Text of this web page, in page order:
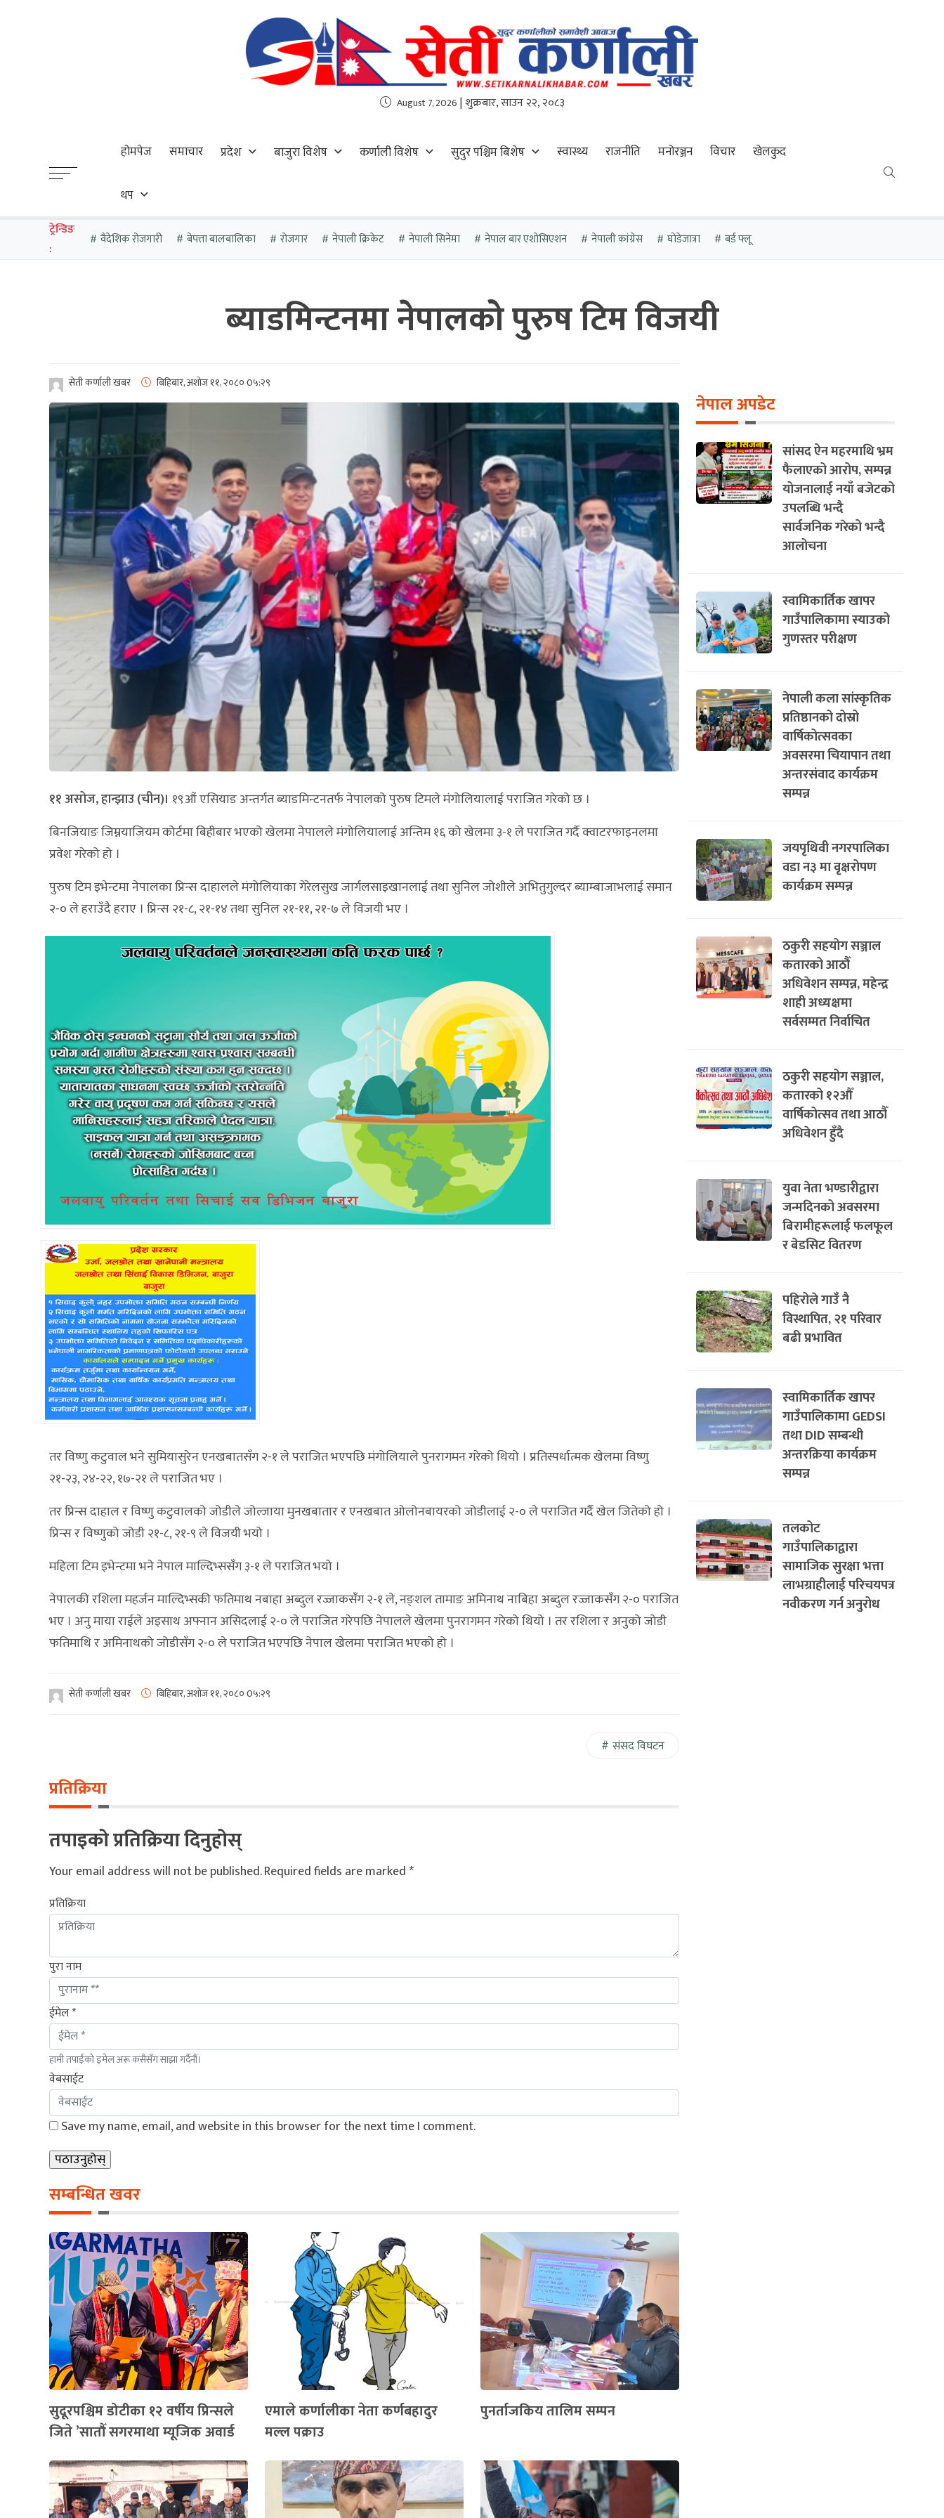
August 7, 2026 | शुक्रबार, साउन २२, २०८३
होमपेज समाचार प्रदेश बाजुरा विशेष कर्णाली विशेष सुदुर पश्चिम बिशेष स्वास्थ्य राजनीति मनोरञ्जन विचार खेलकुद
थप
ट्रेन्डिङ
:
वैदेशिक रोजगारी बेपत्ता बालबालिका रोजगार नेपाली क्रिकेट नेपाली सिनेमा नेपाल बार एशोसिएशन नेपाली कांग्रेस घोडेजात्रा बर्ड फ्लू
ब्याडमिन्टनमा नेपालको पुरुष टिम विजयी
सेती कर्णाली खबर बिहिबार, अशोज ११, २०८०0५:२९
११ असोज, हान्झाउ (चीन)। १९औं एसियाड अन्तर्गत ब्याडमिन्टनतर्फ नेपालको पुरुष टिमले मंगोलियालाई पराजित गरेको छ ।
बिनजियाङ जिम्नयाजियम कोर्टमा बिहीबार भएको खेलमा नेपालले मंगोलियालाई अन्तिम १६ को खेलमा ३-१ ले पराजित गर्दै क्वाटरफाइनलमा
प्रवेश गरेको हो ।
पुरुष टिम इभेन्टमा नेपालका प्रिन्स दाहालले मंगोलियाका गेरेलसुख जार्गलसाइखानलाई तथा सुनिल जोशीले अभितुगुल्दर ब्याम्बाजाभलाई समान
२-० ले हराउँदै हराए । प्रिन्स २१-८, २१-१४ तथा सुनिल २१-११, २१-७ ले विजयी भए ।
तर विष्णु कटुवाल भने सुमियासुरेन एनखबातसँग २-१ ले पराजित भएपछि मंगोलियाले पुनरागमन गरेको थियो । प्रतिस्पर्धात्मक खेलमा विष्णु
२१-२३, २४-२२, १७-२१ ले पराजित भए ।
तर प्रिन्स दाहाल र विष्णु कटुवालको जोडीले जोल्जाया मुनखबातार र एनखबात ओलोनबायरको जोडीलाई २-० ले पराजित गर्दै खेल जितेको हो ।
प्रिन्स र विष्णुको जोडी २१-८, २१-९ ले विजयी भयो ।
महिला टिम इभेन्टमा भने नेपाल माल्दिभ्ससँग ३-१ ले पराजित भयो ।
नेपालकी रशिला महर्जन माल्दिभ्सकी फतिमाथ नबाहा अब्दुल रज्जाकसँग २-१ ले, नङ्शल तामाङ अमिनाथ नाबिहा अब्दुल रज्जाकसँग २-० पराजित
भए । अनु माया राईले अइसाथ अफ्नान असिदलाई २-० ले पराजित गरेपछि नेपालले खेलमा पुनरागमन गरेको थियो । तर रशिला र अनुको जोडी
फतिमाथि र अमिनाथको जोडीसँग २-० ले पराजित भएपछि नेपाल खेलमा पराजित भएको हो ।
सेती कर्णाली खबर बिहिबार, अशोज ११, २०८०0५:२९
संसद विघटन
प्रतिक्रिया
तपाइको प्रतिक्रिया दिनुहोस्
Your email address will not be published.Required fields are marked*
प्रतिक्रिया
पुरा नाम
ईमेल *
हामी तपाईंको इमेल अरू कसैसँग साझा गर्दैनौं।
वेबसाईट
Save my name, email, and website in this browser for the next time I comment.
सम्बन्धित खवर
सुदूरपश्चिम डोटीका १२ वर्षीय प्रिन्सले
जिते ’सातौँ सगरमाथा म्यूजिक अवार्ड
एमाले कर्णालीका नेता कर्णबहादुर
मल्ल पक्राउ
पुनर्ताजकिय तालिम सम्पन
नेपाल अपडेट
सांसद ऐन महरमाथि भ्रम
फैलाएको आरोप, सम्पन्न
योजनालाई नयाँ बजेटको
उपलब्धि भन्दै
सार्वजनिक गरेको भन्दै
आलोचना
स्वामिकार्तिक खापर
गाउँपालिकामा स्याउको
गुणस्तर परीक्षण
नेपाली कला सांस्कृतिक
प्रतिष्ठानको दोस्रो
वार्षिकोत्सवका
अवसरमा चियापान तथा
अन्तरसंवाद कार्यक्रम
सम्पन्न
जयपृथिवी नगरपालिका
वडा न३ मा वृक्षरोपण
कार्यक्रम सम्पन्न
ठकुरी सहयोग सञ्जाल
कतारको आठौँ
अधिवेशन सम्पन्न, महेन्द्र
शाही अध्यक्षमा
सर्वसम्मत निर्वाचित
ठकुरी सहयोग सञ्जाल,
कतारको १२औँ
वार्षिकोत्सव तथा आठौँ
अधिवेशन हुँदै
युवा नेता भण्डारीद्वारा
जन्मदिनको अवसरमा
बिरामीहरूलाई फलफूल
र बेडसिट वितरण
पहिरोले गाउँ नै
विस्थापित, २१ परिवार
बढी प्रभावित
स्वामिकार्तिक खापर
गाउँपालिकामा GEDSI
तथा DID सम्बन्धी
अन्तरक्रिया कार्यक्रम
सम्पन्न
तलकोट
गाउँपालिकाद्वारा
सामाजिक सुरक्षा भत्ता
लाभग्राहीलाई परिचयपत्र
नवीकरण गर्न अनुरोध